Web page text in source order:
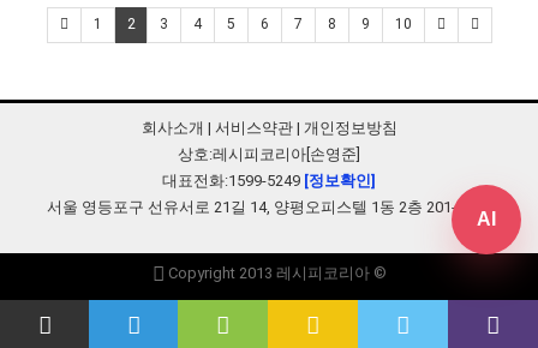
1 2 3 4 5 6 7 8 9 10
회사소개 | 서비스약관| 개인정보방침
상호:레시피코리아[손영준]
대표전화:1599-5249 [정보확인]
서울 영등포구 선유서로 21길 14, 양평오피스텔 1동 2층 201-B248
Copyright 2013 레시피코리아 ©
AI